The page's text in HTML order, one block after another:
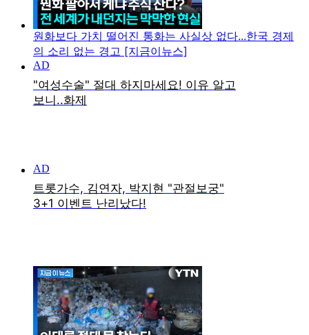
원화보다 가치 떨어진 통화는 사실상 없다...한국 경제
의 소리 없는 경고 [지금이뉴스]